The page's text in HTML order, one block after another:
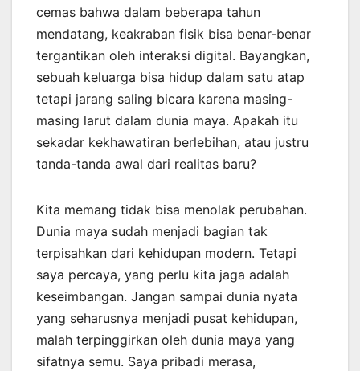
cemas bahwa dalam beberapa tahun
mendatang, keakraban fisik bisa benar-benar
tergantikan oleh interaksi digital. Bayangkan,
sebuah keluarga bisa hidup dalam satu atap
tetapi jarang saling bicara karena masing-
masing larut dalam dunia maya. Apakah itu
sekadar kekhawatiran berlebihan, atau justru
tanda-tanda awal dari realitas baru?
Kita memang tidak bisa menolak perubahan.
Dunia maya sudah menjadi bagian tak
terpisahkan dari kehidupan modern. Tetapi
saya percaya, yang perlu kita jaga adalah
keseimbangan. Jangan sampai dunia nyata
yang seharusnya menjadi pusat kehidupan,
malah terpinggirkan oleh dunia maya yang
sifatnya semu. Saya pribadi merasa,